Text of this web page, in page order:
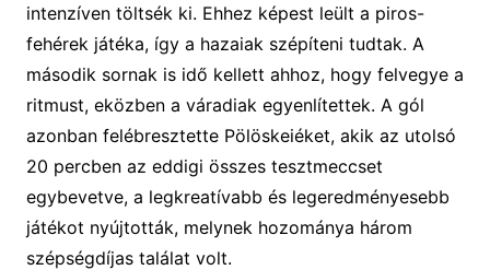
intenzíven töltsék ki. Ehhez képest leült a piros-
fehérek játéka, így a hazaiak szépíteni tudtak. A
második sornak is idő kellett ahhoz, hogy felvegye a
ritmust, eközben a váradiak egyenlítettek. A gól
azonban felébresztette Pölöskeiéket, akik az utolsó
20 percben az eddigi összes tesztmeccset
egybevetve, a legkreatívabb és legeredményesebb
játékot nyújtották, melynek hozománya három
szépségdíjas találat volt.